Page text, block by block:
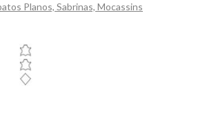
Planos, Sabrinas, Mocassins